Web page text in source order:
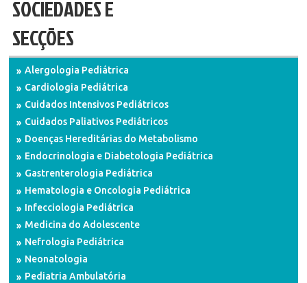
SOCIEDADES E
SECÇÕES
Alergologia Pediátrica
Cardiologia Pediátrica
Cuidados Intensivos Pediátricos
Cuidados Paliativos Pediátricos
Doenças Hereditárias do Metabolismo
Endocrinologia e Diabetologia Pediátrica
Gastrenterologia Pediátrica
Hematologia e Oncologia Pediátrica
Infecciologia Pediátrica
Medicina do Adolescente
Nefrologia Pediátrica
Neonatologia
Pediatria Ambulatória